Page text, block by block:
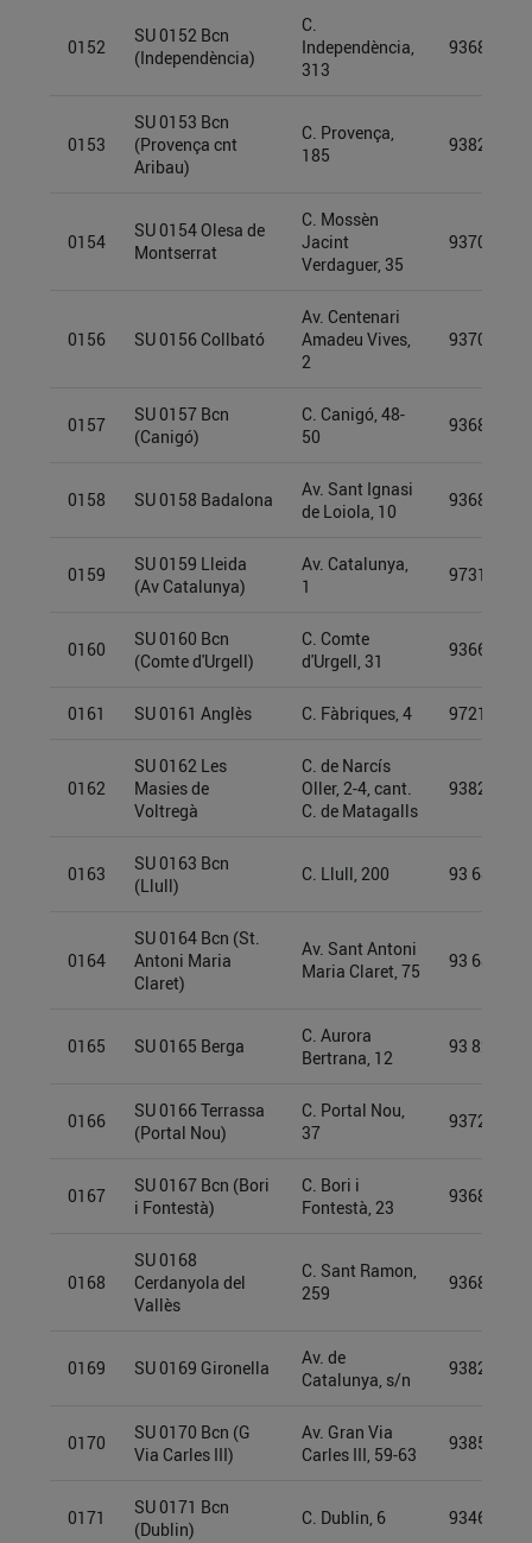
0152
SU 0152 Bcn
(Independència)
C.
Independència,
313
0153
SU 0153 Bcn
(Provença cnt
Aribau)
C. Provença,
185
0154
SU 0154 Olesa de
Montserrat
C. Mossèn
Jacint
Verdaguer, 35
0156 SU 0156 Collbató
Av. Centenari
Amadeu Vives,
2
0157
SU 0157 Bcn
(Canigó)
C. Canigó, 48-
50
0158 SU 0158 Badalona
Av. Sant Ignasi
de Loiola, 10
0159
SU 0159 Lleida
(Av Catalunya)
Av. Catalunya,
1
0160
SU 0160 Bcn
(Comte d'Urgell)
C. Comte
d'Urgell, 31
0161 SU 0161 Anglès C. Fàbriques, 4
0162
SU 0162 Les
Masies de
Voltregà
C. de Narcís
Oller, 2-4, cant.
C. de Matagalls
0163
SU 0163 Bcn
(Llull)
C. Llull, 200 93
0164
SU 0164 Bcn (St.
Antoni Maria
Claret)
Av. Sant Antoni
Maria Claret, 75
93
0165 SU 0165 Berga
C. Aurora
Bertrana, 12
93 825 30
0166
SU 0166 Terrassa
(Portal Nou)
C. Portal Nou,
37
0167
SU 0167 Bcn (Bori
i Fontestà)
C. Bori i
Fontestà, 23
0168
SU 0168
Cerdanyola del
Vallès
C. Sant Ramon,
259
0169 SU 0169 Gironella
Av. de
Catalunya, s/n
0170
SU 0170 Bcn (G
Via Carles III)
Av. Gran Via
Carles III, 59-63
0171
SU 0171 Bcn
(Dublin)
C. Dublin, 6